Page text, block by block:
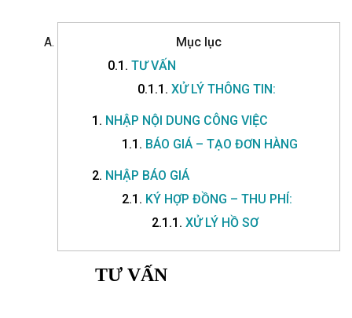
Mục lục
0.1. TƯ VẤN
0.1.1. XỬ LÝ THÔNG TIN:
1. NHẬP NỘI DUNG CÔNG VIỆC
1.1. BÁO GIÁ – TẠO ĐƠN HÀNG
2. NHẬP BÁO GIÁ
2.1. KÝ HỢP ĐỒNG – THU PHÍ:
2.1.1. XỬ LÝ HỒ SƠ
TƯ VẤN